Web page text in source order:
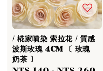
/ 椛家噴染 索拉花 / 質感
波斯玫瑰 4CM 〔 玫瑰
奶茶 〕